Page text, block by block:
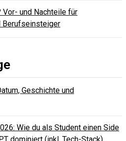
und Nachteile für
Berufseinsteiger
Geschichte und
Wie du als Student einen Side